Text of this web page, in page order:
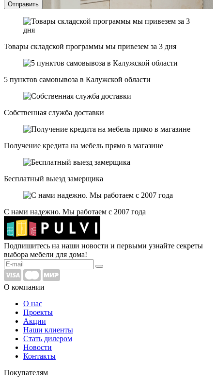
Отправить
Товары складской программы мы привезем за 3 дня
5 пунктов самовывоза в Калужской области
Собственная служба доставки
Получение кредита на мебель прямо в магазине
Бесплатный выезд замерщика
С нами надежно. Мы работаем с 2007 года
Подпишитесь на наши новости и первыми узнайте секреты
выбора мебели для дома!
О компании
О нас
Проекты
Акции
Наши клиенты
Стать дилером
Новости
Контакты
Покупателям